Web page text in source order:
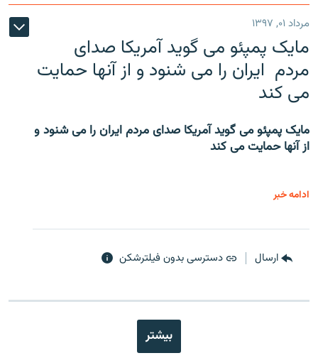
مرداد ۰۱, ۱۳۹۷
مایک پمپئو می گوید آمریکا صدای
مردم ایران را می شنود و از آنها حمایت
می کند
مایک پمپئو می گوید آمریکا صدای مردم ایران را می شنود و
از آنها حمایت می کند
ادامه خبر
ارسال دسترسی بدون فیلترشکن
بیشتر